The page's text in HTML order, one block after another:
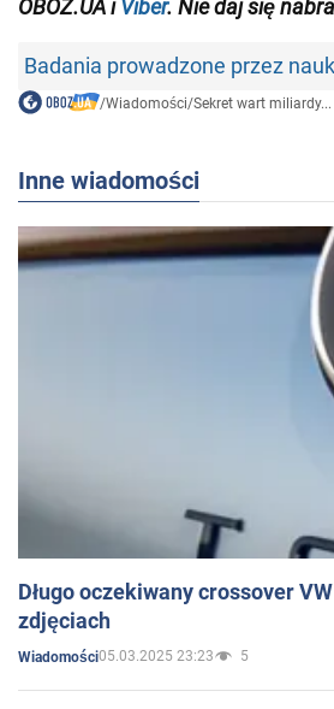
OBOZ.UA iViber. Nie daj się
Badania prowadzone przez
/Wiadomości/Sekret wart miliardy...
Inne wiadomości
Długo oczekiwany crossover
zdjęciach
Wiadomości05.03.2025 23:23 5